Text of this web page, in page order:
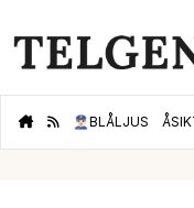
👮🏻‍♂️BLÅLJUS